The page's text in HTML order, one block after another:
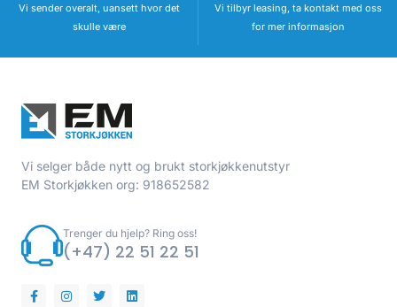
Vi sender overalt, uansett hvor det
skulle være
Vi tilbyr leasing, ta kontakt med oss
for mer informasjon
Vi selger både nytt og brukt storkjøkkenutstyr
EM Storkjøkken org: 918652582
Trenger du hjelp? Ring oss!
(+47) 22 51 22 51